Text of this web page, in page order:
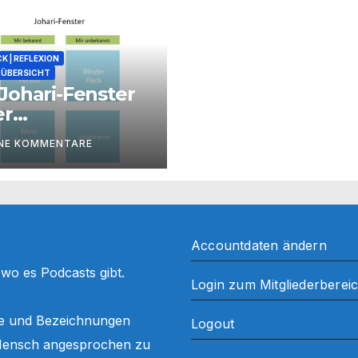
| REFLEXION
Fenster
KOMMENTARE
es Podcasts gibt.
und Bezeichnungen
angesprochen zu
Accountdaten ändern
Login zum
Logout